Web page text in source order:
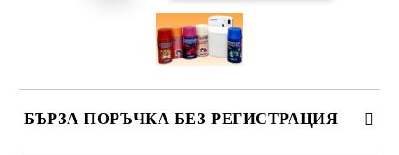
БЪРЗА ПОРЪЧКА БЕЗ РЕГИСТРАЦИЯ